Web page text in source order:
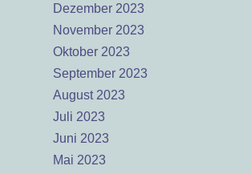
Dezember 2023
November 2023
Oktober 2023
September 2023
August 2023
Juli 2023
Juni 2023
Mai 2023